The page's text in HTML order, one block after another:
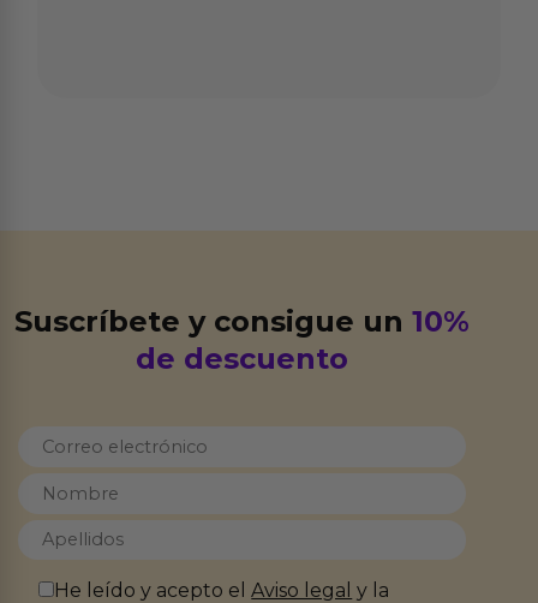
Suscríbete y consigue un10%
de descuento
He leído y acepto elAviso legal y la